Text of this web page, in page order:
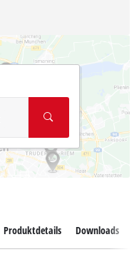
Produktdetails Downloads